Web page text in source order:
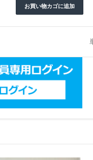
お買い物カゴに追加